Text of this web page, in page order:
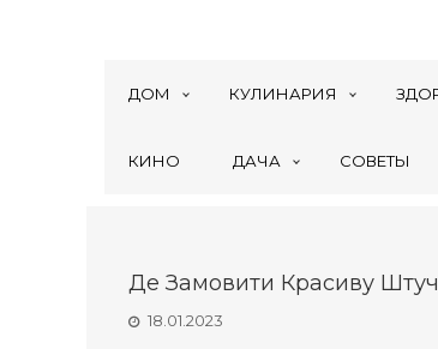
ДОМ КУЛИНАРИЯ
КИНО ДАЧА СОВЕТЫ
Де Замовити Красиву
18.01.2023